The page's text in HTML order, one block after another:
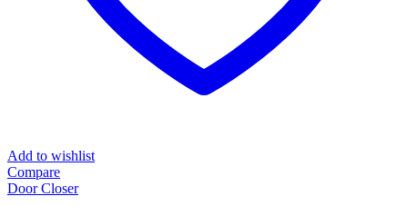
Add to wishlist
Compare
Door Closer